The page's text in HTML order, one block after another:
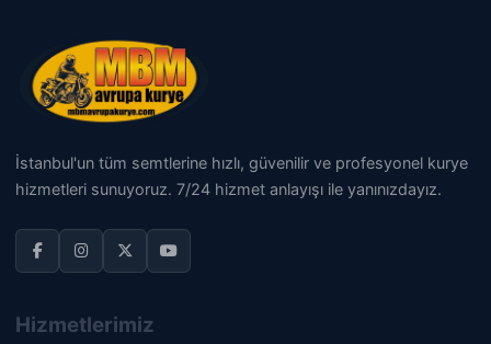
İstanbul'un tüm semtlerine hızlı, güvenilir ve profesyonel kurye
hizmetleri sunuyoruz. 7/24 hizmet anlayışı ile yanınızdayız.
Hizmetlerimiz